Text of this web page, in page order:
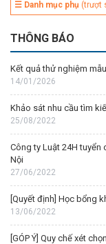
☰ Danh mục phụ (trượt
THÔNG BÁO
Kết quả thử nghiệm
14/01/2026
Khảo sát nhu cầu tìm
25/08/2022
Công ty Luật 24H tuyển
Nội
27/06/2022
[Quyết định] Học bổng
13/06/2022
[GÓP Ý] Quy chế xét